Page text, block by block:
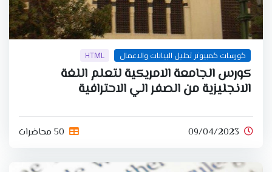
كورسات كمبيوتر تحليل البيانات والاعمال HTML
كورس الجامعة الامريكية لتعلم اللغة
الانجليزية من الصفر الي الاحترافية
09/04/2023 50 محاضرات